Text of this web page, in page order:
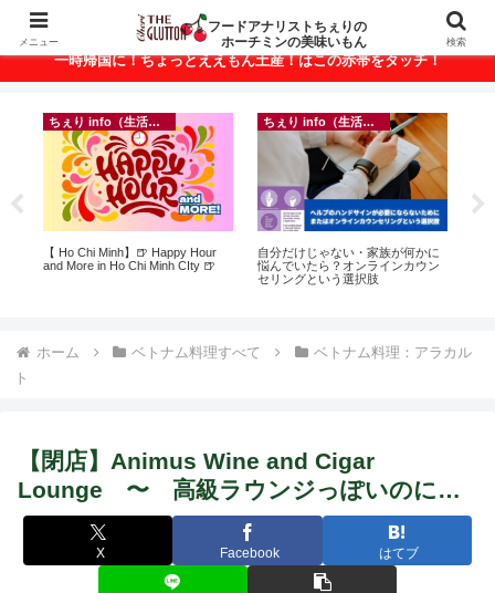
ベトナム・ホーチミンの美味いもんが満載！
一時帰国に！ちょっとええもん土産！はこの赤帯をタッチ！
ちぇり info（生活情報）
【 Ho Chi Minh】🍺 Happy Hour
and More in Ho Chi Minh CIty 🍺
ちぇり info（生活情報）
自分だけじゃない・家族が何かに
悩んでいたら？オンラインカウン
セリングという選択肢
ホーム ベトナム料理すべて
ベトナム料理：アラカル
ト
【閉店】Animus Wine and Cigar
Lounge 〜 高級ラウンジっぽいのに…
X Facebook はてブ
メニュー
フードアナリストちぇりの
ホーチミンの美味いもん
検索